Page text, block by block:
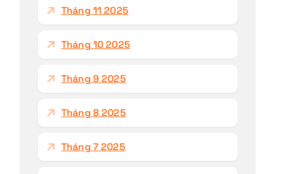
Tháng 11 2025
Tháng 10 2025
Tháng 9 2025
Tháng 8 2025
Tháng 7 2025